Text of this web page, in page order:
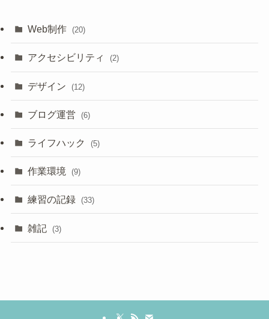
Web制作 (20)
アクセシビリティ (2)
デザイン (12)
ブログ運営 (6)
ライフハック (5)
作業環境 (9)
練習の記録 (33)
雑記 (3)